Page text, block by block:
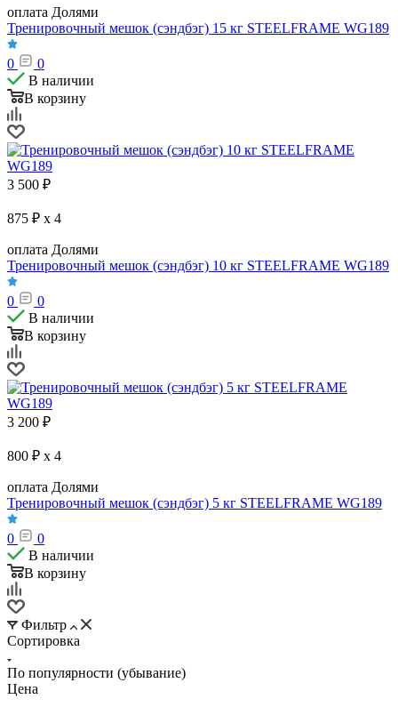
оплата Долями
Тренировочный мешок (сэндбэг) 15 кг STEELFRAME WG189
0
0
В наличии
В корзину
3 500 ₽
875 ₽ x 4
оплата Долями
Тренировочный мешок (сэндбэг) 10 кг STEELFRAME WG189
0
0
В наличии
В корзину
3 200 ₽
800 ₽ x 4
оплата Долями
Тренировочный мешок (сэндбэг) 5 кг STEELFRAME WG189
0
0
В наличии
В корзину
Фильтр
Сортировка
По популярности (убывание)
Цена